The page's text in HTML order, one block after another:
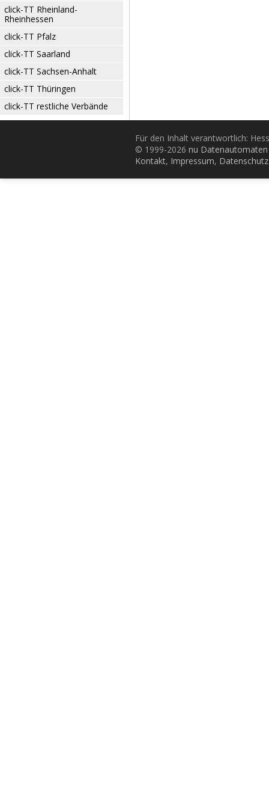
click-TT Rheinland-
Rheinhessen
click-TT Pfalz
click-TT Saarland
click-TT Sachsen-Anhalt
click-TT Thüringen
click-TT restliche Verbände
Für den Inhalt verantwortlich:
© 1999-2026 nu
Kontakt, Impressum, Datenschutz